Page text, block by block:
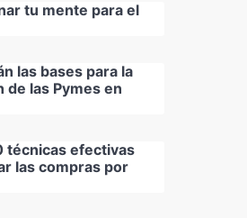
tu mente para el
las bases para la
de las Pymes en
técnicas efectivas
las compras por